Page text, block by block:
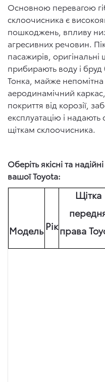
Основною перевагою
склоочисника є
пошкоджень, впливу
агресивних речовин.
пасажирів, оригінальні
прибирають воду і бруд
Тонка, майже непомітна
аеродинамічний
покриття від корозії,
експлуатацію і
щіткам склоочисника.
Оберіть якісні та
вашої Toyota:
МодельРік
Щітка
права